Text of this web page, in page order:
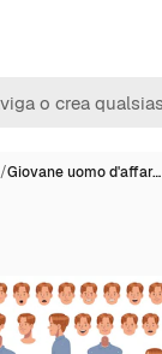
/Giovane uomo d'affar…